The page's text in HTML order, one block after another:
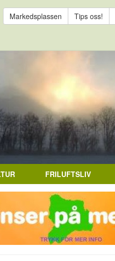
Markedsplassen Tips oss!
FRILUFTSLIV